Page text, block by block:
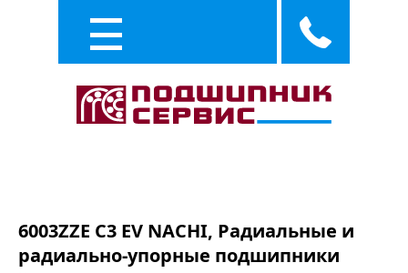
6003ZZE C3 EV NACHI, Радиальные и
радиально-упорные подшипники